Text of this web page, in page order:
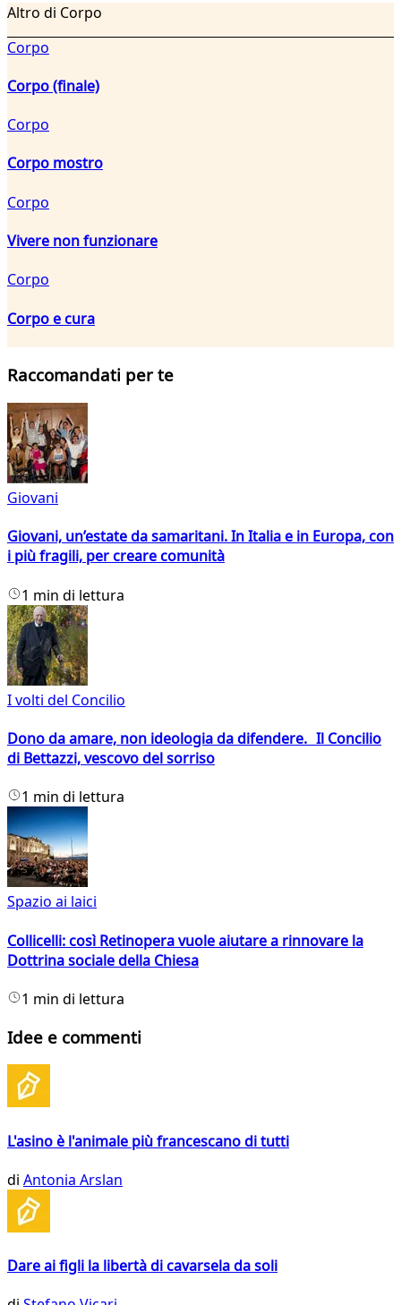
Altro di Corpo
Corpo
Corpo (finale)
Corpo
Corpo mostro
Corpo
Vivere non funzionare
Corpo
Corpo e cura
Raccomandati per te
Giovani
Giovani, un’estate da samaritani. In Italia e in Europa, con
i più fragili, per creare comunità
1 min di lettura
I volti del Concilio
Dono da amare, non ideologia da difendere. Il Concilio
di Bettazzi, vescovo del sorriso
1 min di lettura
Spazio ai laici
Collicelli: così Retinopera vuole aiutare a rinnovare la
Dottrina sociale della Chiesa
1 min di lettura
Idee e commenti
L'asino è l'animale più francescano di tutti
di Antonia Arslan
Dare ai figli la libertà di cavarsela da soli